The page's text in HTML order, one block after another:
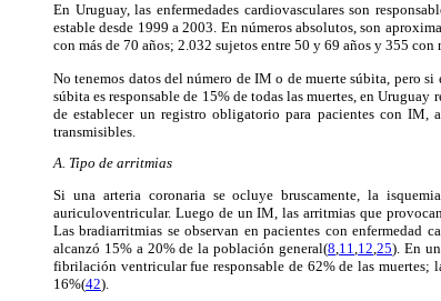
En Uruguay, las enfermedades cardiovasculares son
estable desde 1999 a 2003. En números absolutos, son
con más de 70 años; 2.032 sujetos entre 50 y 69 años y 355 con
No tenemos datos del número de IM o de muerte súbita, pero
súbita es responsable de 15% de todas las muertes, en
de establecer un registro obligatorio para pacientes con IM,
transmisibles.
A. Tipo de arritmias
Si una arteria coronaria se ocluye bruscamente, la
auriculoventricular. Luego de un IM, las arritmias que
Las bradiarritmias se observan en pacientes con enfermedad
alcanzó 15% a 20% de la población general(8 11 12 ,25). En
fibrilación ventricular fue responsable de 62% de las
16%(42).